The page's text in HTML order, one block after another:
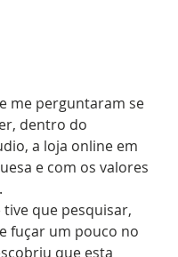
me perguntaram se
dentro do
a loja online em
e com os valores
tive que pesquisar,
fuçar um pouco no
que esta